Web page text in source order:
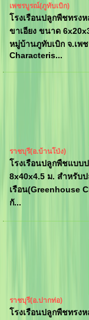
เพชรบูรณ์(ภูทับเบิก)
โรงเรือนปลูกพืชทรง
ขาเอียง ขนาด
หมู่บ้านภูทับเบิก จ.เพ
Characteris...
ราชบุรี(อ.บ้านโป่ง)
โรงเรือนปลูกพืชแบบ
8x40x4.5 ม. สำหรับ
เรือน(Greenhouse
กั...
ราชบุรี(อ.ปากท่อ)
โรงเรือนปลูกพืชทรง